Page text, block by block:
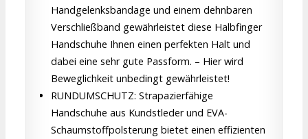
Handgelenksbandage und einem dehnbaren
Verschließband gewährleistet diese Halbfinger
Handschuhe Ihnen einen perfekten Halt und
dabei eine sehr gute Passform. – Hier wird
Beweglichkeit unbedingt gewährleistet!
RUNDUMSCHUTZ: Strapazierfähige
Handschuhe aus Kundstleder und EVA-
Schaumstoffpolsterung bietet einen effizienten